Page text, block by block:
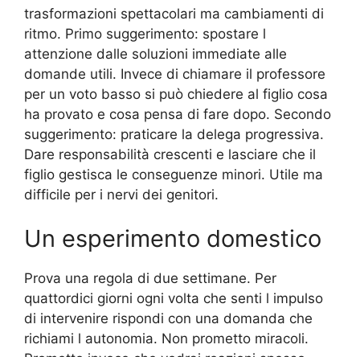
trasformazioni spettacolari ma cambiamenti di
ritmo. Primo suggerimento: spostare l
attenzione dalle soluzioni immediate alle
domande utili. Invece di chiamare il professore
per un voto basso si può chiedere al figlio cosa
ha provato e cosa pensa di fare dopo. Secondo
suggerimento: praticare la delega progressiva.
Dare responsabilità crescenti e lasciare che il
figlio gestisca le conseguenze minori. Utile ma
difficile per i nervi dei genitori.
Un esperimento domestico
Prova una regola di due settimane. Per
quattordici giorni ogni volta che senti l impulso
di intervenire rispondi con una domanda che
richiami l autonomia. Non prometto miracoli.